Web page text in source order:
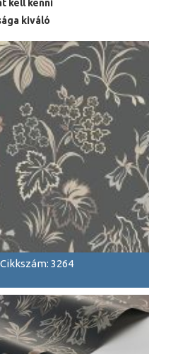
kell kenni
kiváló
Cikkszám: 3264